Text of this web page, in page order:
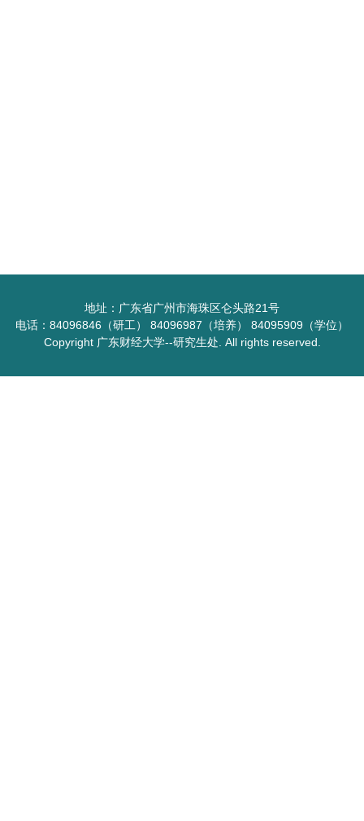
地址：广东省广州市海珠区仑头路21号
电话：84096846（研工） 84096987（培养） 84095909（学位）
Copyright 广东财经大学--研究生处. All rights reserved.